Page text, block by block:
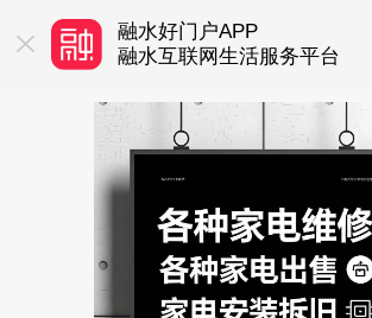
融水好门户APP
融水互联网生活服务平台